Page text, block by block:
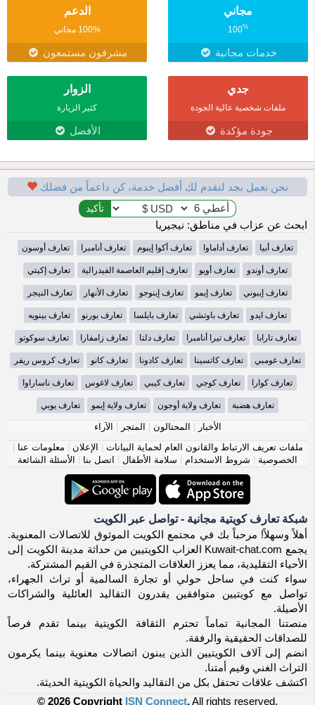
مجاني
100%
خدمات مجانية
الدعم
100% مجاني
مشرفون مستمعون
جدي
ملفات شخصية عالية الجودة
جودة مؤكدة
الزوار
كثير الزيارة
الأفضل
نحن نعمل بجد لنقدم لك أفضل خدمة، كن داعماً من فضلك
ابحث عن عزاب في مناطق: نيجيريا
تعارف أبيا تعارف أداماوا تعارف أكوا إيبوم تعارف أنامبرا تعارف أوسون
تعارف أوندو تعارف أويو تعارف إقليم العاصمة الفيدرالية تعارف إكيتي
تعارف إيبوني تعارف إيمو تعارف إينوجو تعارف الأنهار تعارف النيجر
تعارف ايدو تعارف باوتشي تعارف بايلسا تعارف بورنو تعارف بينويه
تعارف تارابا تعارف تيرا أنامبرا تعارف دلتا تعارف زامفارا تعارف سوكوتو
تعارف غومبي تعارف كاتسينا تعارف كادونا تعارف كانو تعارف كروس ريفر
تعارف كوارا تعارف كوجي تعارف كيبي تعارف لاغوس تعارف ناساراوا
تعارف هضبة تعارف ولاية أوجون تعارف ولاية إيمو تعارف يوبي
الأخبار | المحتالون | المتجر | الآراء
ملفات تعريف الارتباط والقانون العام لحماية البيانات | الإعلان | معلومات عنا |
الخصوصية | شروط الاستخدام | سلامة الأطفال | اتصل بنا | الأسئلة الشائعة
شبكة تعارف كويتية مجانية - تواصل عبر الكويت
أهلاً وسهلاً! مرحباً بك في مجتمع الكويت الموثوق للاتصالات المعنوية.
يجمع Kuwait-chat.com العزاب الكويتيين من حداثة مدينة الكويت إلى
الأحياء التقليدية، مما يعزز العلاقات المتجذرة في القيم المشتركة.
سواء كنت في ساحل حولي أو تجارة السالمية أو تراث الجهراء،
تواصل مع كويتيين متوافقين يقدرون التقاليد العائلية والشراكات
الأصيلة.
منصتنا المجانية تماماً تحترم الثقافة الكويتية بينما تقدم فرصاً
للصداقات الحقيقية والرفقة.
انضم إلى آلاف الكويتيين الذين يبنون اتصالات معنوية بينما يكرمون
التراث الغني وقيم أمتنا.
اكتشف علاقات تحتفل بكل من التقاليد والحياة الكويتية الحديثة.
© 2026 Copyright ISN Connect.All rights reserved.